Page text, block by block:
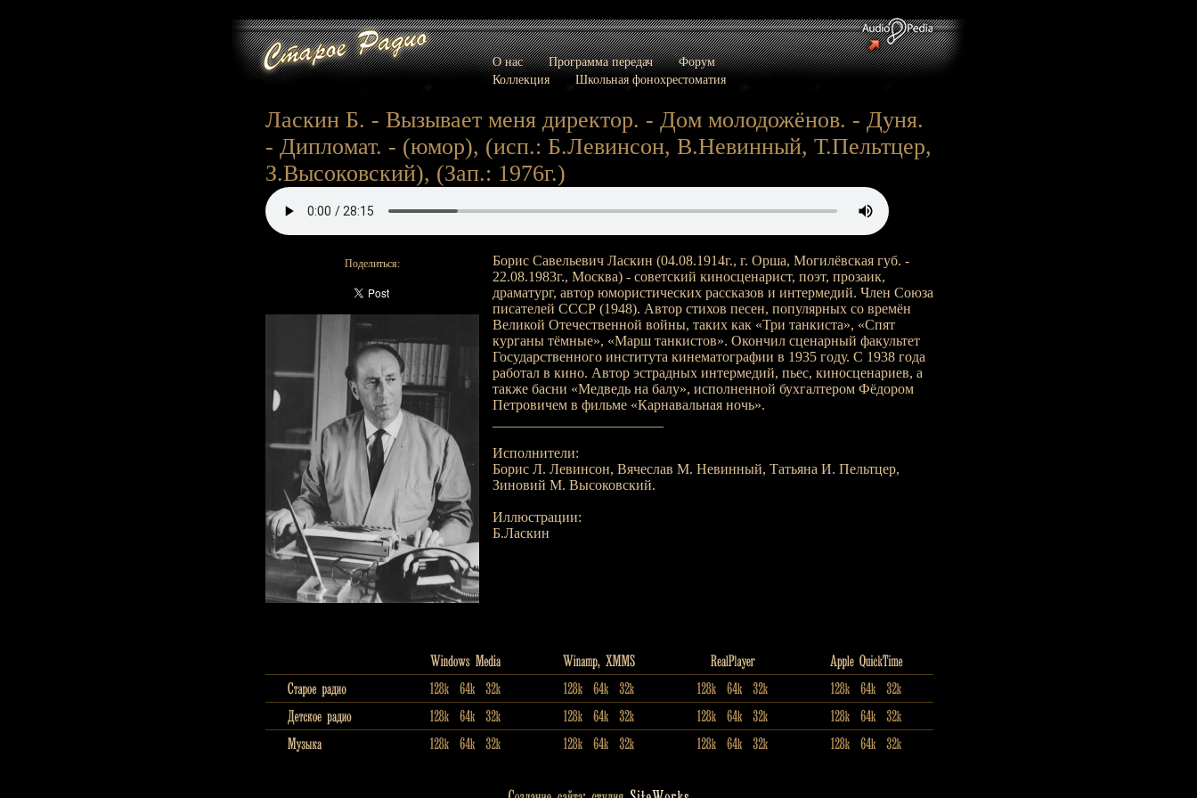
О нас Программа передач
Форум
Коллекция
Школьная фонохрестоматия
Ласкин Б. - Вызывает меня директор. - Дом молодожёнов. - Дуня.
- Дипломат. - (юмор), (исп.: Б.Левинсон, В.Невинный, Т.Пельтцер,
З.Высоковский), (Зап.: 1976г.)
Поделиться:
Борис Савельевич Ласкин (04.08.1914г., г. Орша, Могилёвская губ. -
22.08.1983г., Москва) - советский киносценарист, поэт, прозаик,
драматург, автор юмористических рассказов и интермедий. Член Союза
писателей СССР (1948). Автор стихов песен, популярных со времён
Великой Отечественной войны, таких как «Три танкиста», «Спят
курганы тёмные», «Марш танкистов». Окончил сценарный факультет
Государственного института кинематографии в 1935 году. С 1938 года
работал в кино. Автор эстрадных интермедий, пьес, киносценариев, а
также басни «Медведь на балу», исполненной бухгалтером Фёдором
Петровичем в фильме «Карнавальная ночь».
Исполнители:
Борис Л. Левинсон, Вячеслав М. Невинный, Татьяна И. Пельтцер,
Зиновий М. Высоковский.
Иллюстрации:
Б.Ласкин